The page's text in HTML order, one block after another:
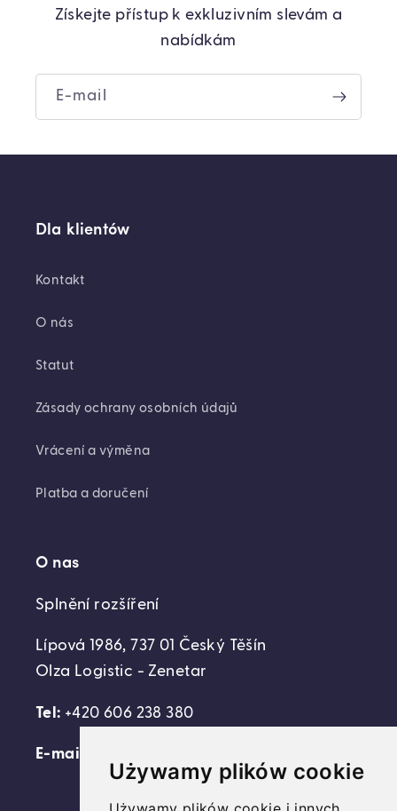
Używamy plików cookie
Získejte přístup k exkluzivním slevám a
nabídkám
E-mail
Dla klientów
Kontakt
O nás
Statut
Zásady ochrany osobních údajů
Vrácení a výměna
Platba a doručení
O nas
Splnění rozšíření
Lípová 1986, 737 01 Český Těšín
Olza Logistic - Zenetar
Tel: +420 606 238 380
E-mail: